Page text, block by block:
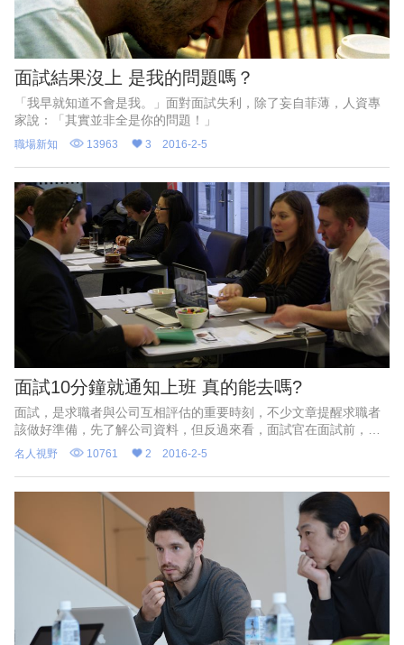
面試結果沒上 是我的問題嗎？
「我早就知道不會是我。」面對面試失利，除了妄自菲薄，人資專
家說：「其實並非全是你的問題！」
職場新知 13963 3 2016-2-5
面試10分鐘就通知上班 真的能去嗎?
面試，是求職者與公司互相評估的重要時刻，不少文章提醒求職者
該做好準備，先了解公司資料，但反過來看，面試官在面試前，真
的有好好了解求職者了嗎？
名人視野 10761 2 2016-2-5